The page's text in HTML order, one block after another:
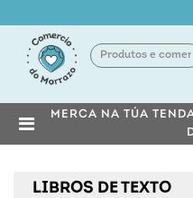
MERCA NA TÚA
LIBROS DE TEXTO